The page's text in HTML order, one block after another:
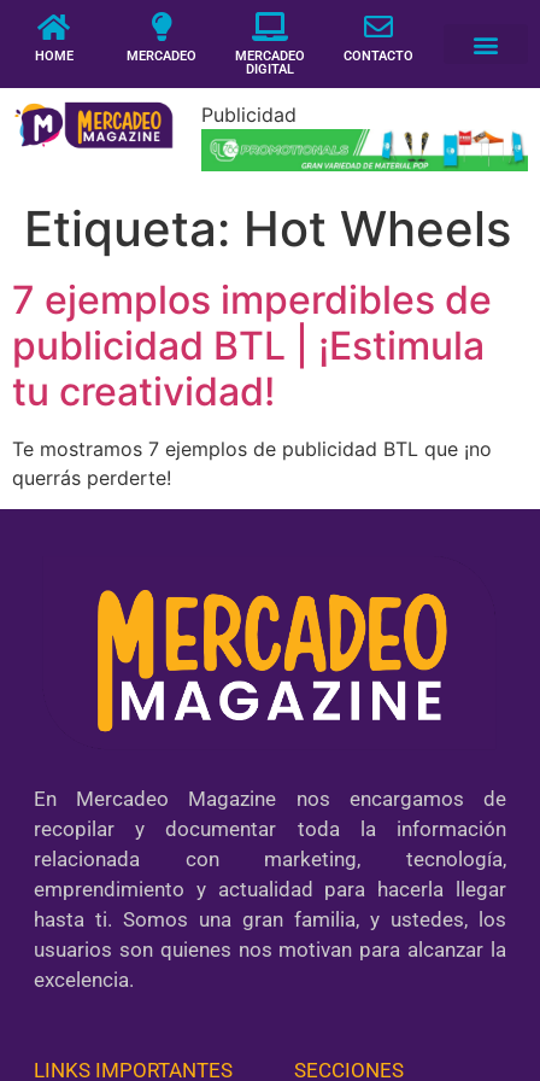
HOME MERCADEO
MERCADEO
DIGITAL
CONTACTO
Publicidad
Etiqueta: Hot Wheels
7 ejemplos imperdibles de
publicidad BTL | ¡Estimula
tu creatividad!
Te mostramos 7 ejemplos de publicidad BTL que ¡no
querrás perderte!
En Mercadeo Magazine nos encargamos de
recopilar y documentar toda la información
relacionada con marketing, tecnología,
emprendimiento y actualidad para hacerla llegar
hasta ti. Somos una gran familia, y ustedes, los
usuarios son quienes nos motivan para alcanzar la
excelencia.
LINKS IMPORTANTES
SECCIONES